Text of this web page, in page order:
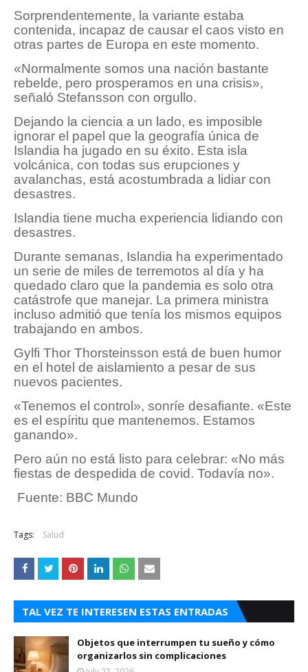
Sorprendentemente, la variante estaba
contenida, incapaz de causar el caos visto en
otras partes de Europa en este momento.
«Normalmente somos una nación bastante
rebelde, pero prosperamos en una crisis»,
señaló Stefansson con orgullo.
Dejando la ciencia a un lado, es imposible
ignorar el papel que la geografía única de
Islandia ha jugado en su éxito. Esta isla
volcánica, con todas sus erupciones y
avalanchas, está acostumbrada a lidiar con
desastres.
Islandia tiene mucha experiencia lidiando con
desastres.
Durante semanas, Islandia ha experimentado
un serie de miles de terremotos al día y ha
quedado claro que la pandemia es solo otra
catástrofe que manejar. La primera ministra
incluso admitió que tenía los mismos equipos
trabajando en ambos.
Gylfi Thor Thorsteinsson está de buen humor
en el hotel de aislamiento a pesar de sus
nuevos pacientes.
«Tenemos el control», sonríe desafiante. «Este
es el espíritu que mantenemos. Estamos
ganando».
Pero aún no está listo para celebrar: «No más
fiestas de despedida de covid. Todavía no».
Fuente: BBC Mundo
Tags: Salud
TAL VEZ TE INTERESEN ESTAS ENTRADAS
Objetos que interrumpen tu sueño y cómo
organizarlos sin complicaciones